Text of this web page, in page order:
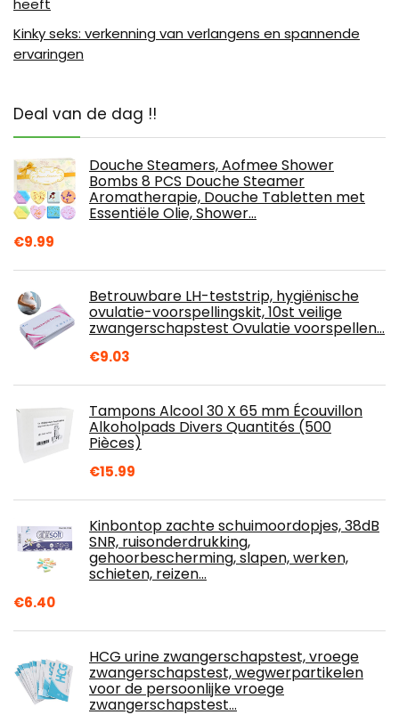
heeft
Kinky seks: verkenning van verlangens en spannende
ervaringen
Deal van de dag !!
Douche Steamers, Aofmee Shower
Bombs 8 PCS Douche Steamer
Aromatherapie, Douche Tabletten met
Essentiële Olie, Shower…
€9.99
Betrouwbare LH-teststrip, hygiënische
ovulatie-voorspellingskit, 10st veilige
zwangerschapstest Ovulatie voorspellen…
€9.03
Tampons Alcool 30 X 65 mm Écouvillon
Alkoholpads Divers Quantités (500
Pièces)
€15.99
Kinbontop zachte schuimoordopjes, 38dB
SNR, ruisonderdrukking,
gehoorbescherming, slapen, werken,
schieten, reizen…
€6.40
HCG urine zwangerschapstest, vroege
zwangerschapstest, wegwerpartikelen
voor de persoonlijke vroege
zwangerschapstest…